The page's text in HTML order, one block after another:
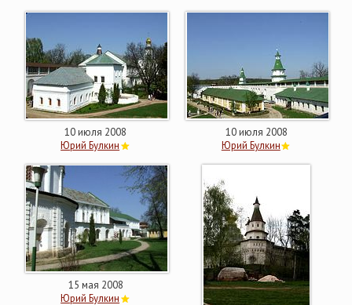
10 июля 2008
Юрий Булкин
10 июля 2008
Юрий Булкин
15 мая 2008
Юрий Булкин